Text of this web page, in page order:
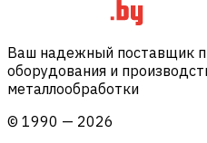
Ваш надежный поставщик
оборудования и
металлообработки
© 1990 — 2026